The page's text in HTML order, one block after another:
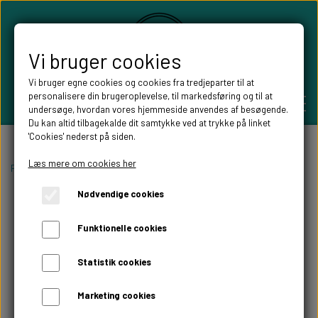
PERSONLIGE GAVER
BRYLLUPS GAVER
DÅBSGAVER/ NAVNGIVNING
SKILTE TIL FESTEN
WILLOW TREE FIGURER
WILLOW TREE BRYLLUPS FIGURER
Forside Konfirmand balloner
Vi bruger cookies
Vi bruger egne cookies og cookies fra tredjeparter til at
personalisere din brugeroplevelse, til markedsføring og til at
undersøge, hvordan vores hjemmeside anvendes af besøgende.
Du kan altid tilbagekalde dit samtykke ved at trykke på linket
'Cookies' nederst på siden.
Læs mere om cookies her
Nødvendige cookies
Funktionelle cookies
Statistik cookies
Marketing cookies